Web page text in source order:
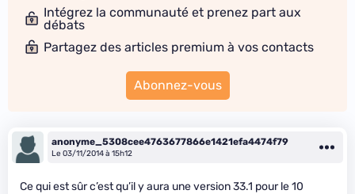
Intégrez la communauté et prenez part aux
débats
Partagez des articles premium à vos contacts
Abonnez-vous
anonyme_5308cee4763677866e1421efa4474f79
Le 03/11/2014 à 15h12
Ce qui est sûr c’est qu’il y aura une version 33.1 pour le 10